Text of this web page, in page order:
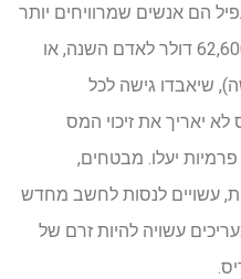
הם אנשים שמרוויחים יותר
מארבעה משיעור העוני הפדרלי (62,600 דולר לאדם השנה, או
שיאבדו גישה לכל
יאריך את זיכוי המס
יעלו. מבטחים,
עשויים לנסות לחשב מחדש
עשויה להיות זרם של